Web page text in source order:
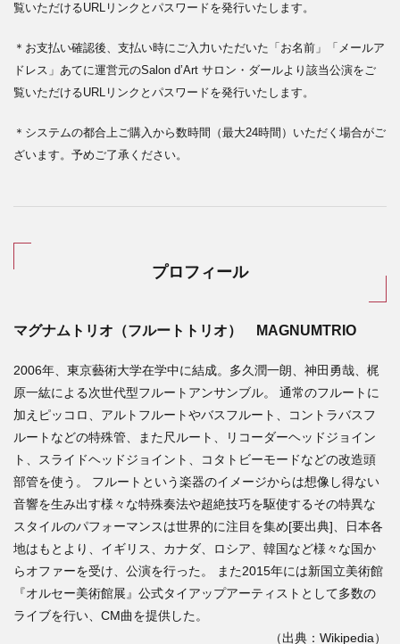
覧いただけるURLリンクとパスワードを発行いたします。
＊お支払い確認後、支払い時にご入力いただいた「お名前」「メールア
ドレス」あてに運営元のSalon d’Art サロン・ダールより該当公演をご
覧いただけるURLリンクとパスワードを発行いたします。
＊システムの都合上ご購入から数時間（最大24時間）いただく場合がご
ざいます。予めご了承ください。
プロフィール
マグナムトリオ（フルートトリオ） MAGNUMTRIO
2006年、東京藝術大学在学中に結成。多久潤一朗、神田勇哉、梶
原一紘による次世代型フルートアンサンブル。 通常のフルートに
加えピッコロ、アルトフルートやバスフルート、コントラバスフ
ルートなどの特殊管、また尺ルート、リコーダーヘッドジョイン
ト、スライドヘッドジョイント、コタトビーモードなどの改造頭
部管を使う。 フルートという楽器のイメージからは想像し得ない
音響を生み出す様々な特殊奏法や超絶技巧を駆使するその特異な
スタイルのパフォーマンスは世界的に注目を集め[要出典]、日本各
地はもとより、イギリス、カナダ、ロシア、韓国など様々な国か
らオファーを受け、公演を行った。 また2015年には新国立美術館
『オルセー美術館展』公式タイアップアーティストとして多数の
ライブを行い、CM曲を提供した。
（出典：Wikipedia）